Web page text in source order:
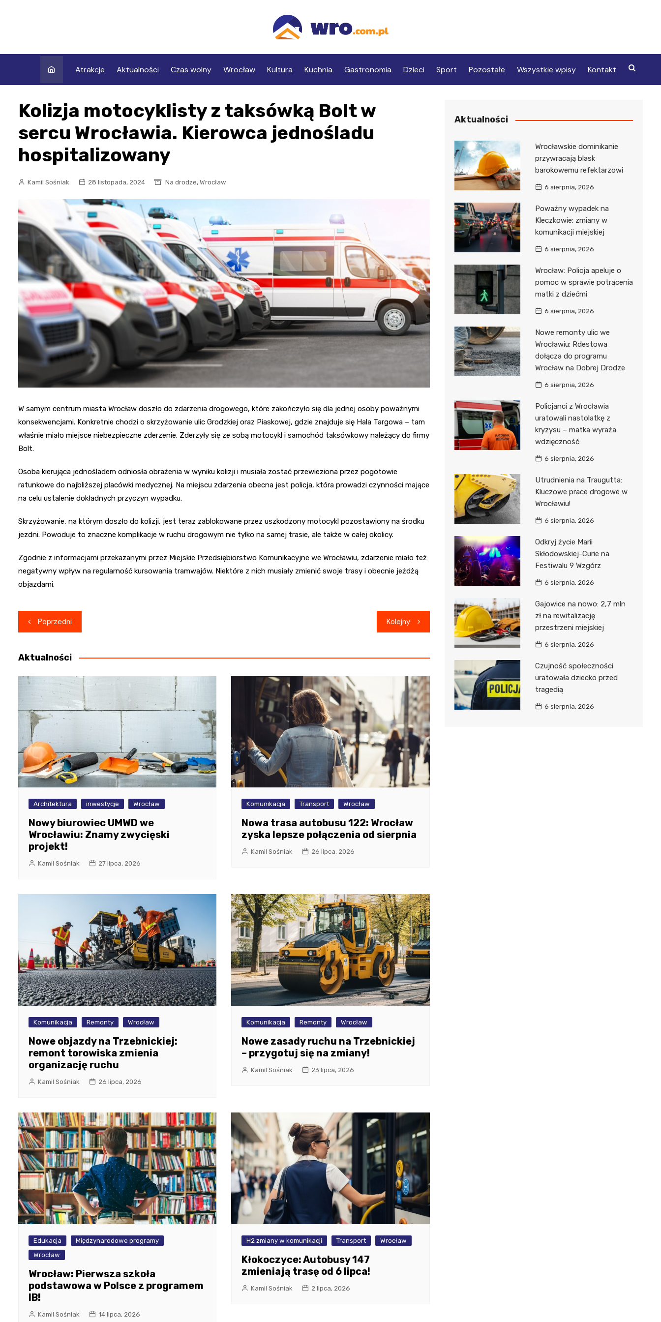
Atrakcje Aktualności Czas wolny Wrocław Kultura Kuchnia Gastronomia Dzieci Sport Pozostałe Wszystkie wpisy Kontakt
Kolizja motocyklisty z taksówką Bolt w
sercu Wrocławia. Kierowca jednośladu
hospitalizowany
Kamil Sośniak 28 listopada, 2024 Na drodze, Wrocław
W samym centrum miasta Wrocław doszło do zdarzenia drogowego, które zakończyło się dla jednej osoby poważnymi
konsekwencjami. Konkretnie chodzi o skrzyżowanie ulic Grodzkiej oraz Piaskowej, gdzie znajduje się Hala Targowa – tam
właśnie miało miejsce niebezpieczne zderzenie. Zderzyły się ze sobą motocykl i samochód taksówkowy należący do firmy
Bolt.
Osoba kierująca jednośladem odniosła obrażenia w wyniku kolizji i musiała zostać przewieziona przez pogotowie
ratunkowe do najbliższej placówki medycznej. Na miejscu zdarzenia obecna jest policja, która prowadzi czynności mające
na celu ustalenie dokładnych przyczyn wypadku.
Skrzyżowanie, na którym doszło do kolizji, jest teraz zablokowane przez uszkodzony motocykl pozostawiony na środku
jezdni. Powoduje to znaczne komplikacje w ruchu drogowym nie tylko na samej trasie, ale także w całej okolicy.
Zgodnie z informacjami przekazanymi przez Miejskie Przedsiębiorstwo Komunikacyjne we Wrocławiu, zdarzenie miało też
negatywny wpływ na regularność kursowania tramwajów. Niektóre z nich musiały zmienić swoje trasy i obecnie jeżdżą
objazdami.
Nawigacja
wpisu
Poprzedni Kolejny
Aktualności
Architektura inwestycje Wrocław
Nowy biurowiec UMWD we
Wrocławiu: Znamy zwycięski
projekt!
Kamil Sośniak 27 lipca, 2026
Komunikacja Transport Wrocław
Nowa trasa autobusu 122: Wrocław
zyska lepsze połączenia od sierpnia
Kamil Sośniak 26 lipca, 2026
Komunikacja Remonty Wrocław
Nowe objazdy na Trzebnickiej:
remont torowiska zmienia
organizację ruchu
Kamil Sośniak 26 lipca, 2026
Komunikacja Remonty Wrocław
Nowe zasady ruchu na Trzebnickiej
– przygotuj się na zmiany!
Kamil Sośniak 23 lipca, 2026
Edukacja
Międzynarodowe programy
Wrocław
Wrocław: Pierwsza szkoła
podstawowa w Polsce z programem
IB!
Kamil Sośniak 14 lipca, 2026
H2 zmiany w komunikacji Transport Wrocław
Kłokoczyce: Autobusy 147
zmieniają trasę od 6 lipca!
Kamil Sośniak 2 lipca, 2026
Aktualności
Wrocławskie dominikanie
przywracają blask
barokowemu refektarzowi
6 sierpnia, 2026
Poważny wypadek na
Kleczkowie: zmiany w
komunikacji miejskiej
6 sierpnia, 2026
Wrocław: Policja apeluje o
pomoc w sprawie potrącenia
matki z dziećmi
6 sierpnia, 2026
Nowe remonty ulic we
Wrocławiu: Rdestowa
dołącza do programu
Wrocław na Dobrej Drodze
6 sierpnia, 2026
Policjanci z Wrocławia
uratowali nastolatkę z
kryzysu – matka wyraża
wdzięczność
6 sierpnia, 2026
Utrudnienia na Traugutta:
Kluczowe prace drogowe w
Wrocławiu!
6 sierpnia, 2026
Odkryj życie Marii
Skłodowskiej-Curie na
Festiwalu 9 Wzgórz
6 sierpnia, 2026
Gajowice na nowo: 2,7 mln
zł na rewitalizację
przestrzeni miejskiej
6 sierpnia, 2026
Czujność społeczności
uratowała dziecko przed
tragedią
6 sierpnia, 2026